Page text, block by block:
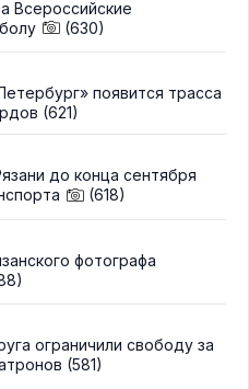
Всероссийские
(630)
появится трасса
(621)
до конца сентября
(618)
фотографа
ограничили свободу за
(581)